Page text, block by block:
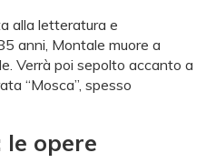
alla letteratura e
anni, Montale muore a
Verrà poi sepolto accanto a
“Mosca”, spesso
le opere